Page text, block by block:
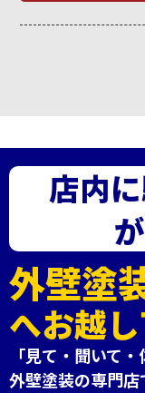
店内
外壁塗
へお越
「見て・聞いて
外壁塗装の専門店